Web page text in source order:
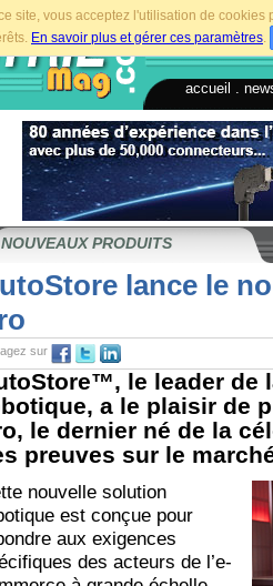
site, vous acceptez l'utilisation de
En savoir plus et gérer ces paramètres.
accueil
NOUVEAUX PRODUITS
lance le
sur
le leader de
a le plaisir de
le dernier né de la
preuves sur le
nouvelle solution
est conçue pour
aux exigences
des acteurs de l’e-